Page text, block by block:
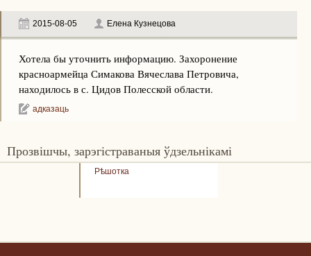
2015-08-05 Елена Кузнецова
Хотела бы уточнить информацию. Захоронение
красноармейца Симакова Вячеслава Петровича,
находилось в с. Цидов Полесской области.
адказаць
Прозвішчы, зарэгістраваныя ўдзельнікамі
Рѣшотка